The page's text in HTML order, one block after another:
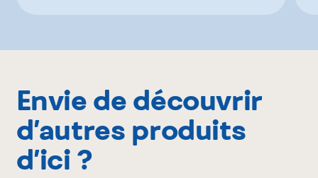
Envie de découvrir
d’autres produits
d’ici ?